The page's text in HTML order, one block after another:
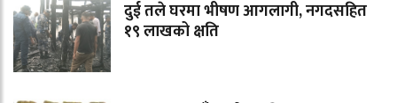
दुई तले घरमा भीषण आगलागी, नगदसहित
१९ लाखको क्षति